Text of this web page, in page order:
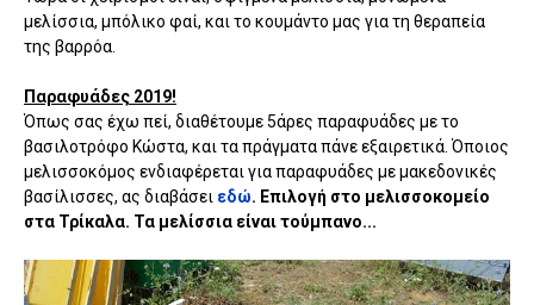
μελίσσια, μπόλικο φαί, και το κουμάντο μας για τη θεραπεία
της βαρρόα.
Παραφυάδες 2019!
Όπως σας έχω πεί, διαθέτουμε 5άρες παραφυάδες με το
βασιλοτρόφο Κώστα, και τα πράγματα πάνε εξαιρετικά. Όποιος
μελισσοκόμος ενδιαφέρεται για παραφυάδες με μακεδονικές
βασίλισσες, ας διαβάσει εδώ. Επιλογή στο μελισσοκομείο
στα Τρίκαλα. Τα μελίσσια είναι τούμπανο...